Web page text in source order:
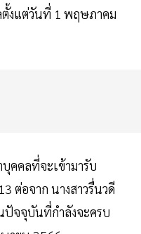
ตั้งแต่วันที่ 1 พฤษภาคม
คคลที่จะเข้ามารับ
ต่อจาก นางสาวรื่นวดี
ปัจจุบันที่กำลังจะครบ